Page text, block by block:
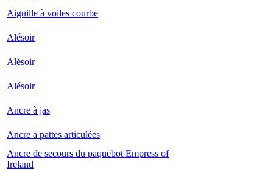
Aiguille à voiles courbe
Alésoir
Alésoir
Alésoir
Ancre à jas
Ancre à pattes articulées
Ancre de secours du paquebot Empress of
Ireland